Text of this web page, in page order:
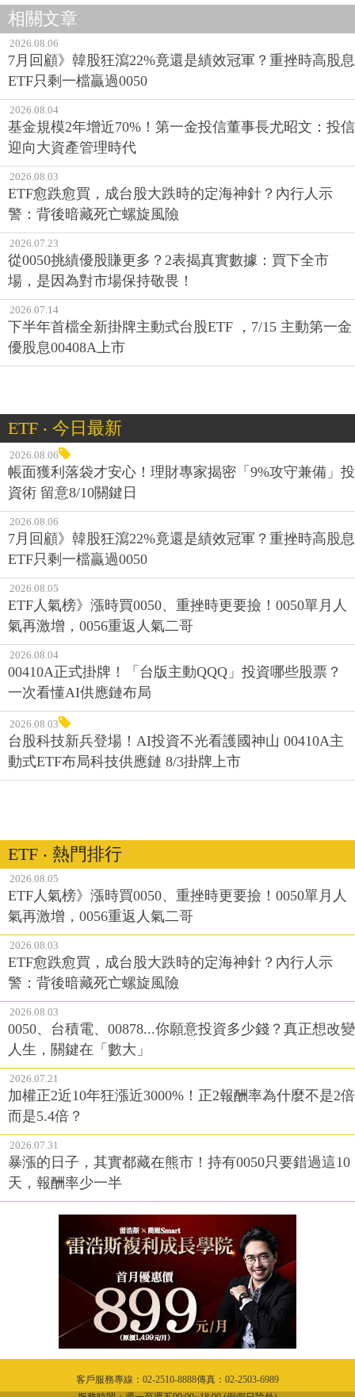
相關文章
2026.08.06
7月回顧》韓股狂瀉22%竟還是績效冠軍？重挫時高股息
ETF只剩一檔贏過0050
2026.08.04
基金規模2年增近70%！第一金投信董事長尤昭文：投信
迎向大資產管理時代
2026.08.03
ETF愈跌愈買，成台股大跌時的定海神針？內行人示
警：背後暗藏死亡螺旋風險
2026.07.23
從0050挑績優股賺更多？2表揭真實數據：買下全市
場，是因為對市場保持敬畏！
2026.07.14
下半年首檔全新掛牌主動式台股ETF ，7/15 主動第一金
優股息00408A上市
ETF ‧ 今日最新
2026.08.06
帳面獲利落袋才安心！理財專家揭密「9%攻守兼備」投
資術 留意8/10關鍵日
2026.08.06
7月回顧》韓股狂瀉22%竟還是績效冠軍？重挫時高股息
ETF只剩一檔贏過0050
2026.08.05
ETF人氣榜》漲時買0050、重挫時更要撿！0050單月人
氣再激增，0056重返人氣二哥
2026.08.04
00410A正式掛牌！「台版主動QQQ」投資哪些股票？
一次看懂AI供應鏈布局
2026.08.03
台股科技新兵登場！AI投資不光看護國神山 00410A主
動式ETF布局科技供應鏈 8/3掛牌上市
ETF ‧ 熱門排行
2026.08.05
ETF人氣榜》漲時買0050、重挫時更要撿！0050單月人
氣再激增，0056重返人氣二哥
2026.08.03
ETF愈跌愈買，成台股大跌時的定海神針？內行人示
警：背後暗藏死亡螺旋風險
2026.08.03
0050、台積電、00878...你願意投資多少錢？真正想改變
人生，關鍵在「數大」
2026.07.21
加權正2近10年狂漲近3000%！正2報酬率為什麼不是2倍
而是5.4倍？
2026.07.31
暴漲的日子，其實都藏在熊市！持有0050只要錯過這10
天，報酬率少一半
客戶服務專線：02-2510-8888傳真：02-2503-6989